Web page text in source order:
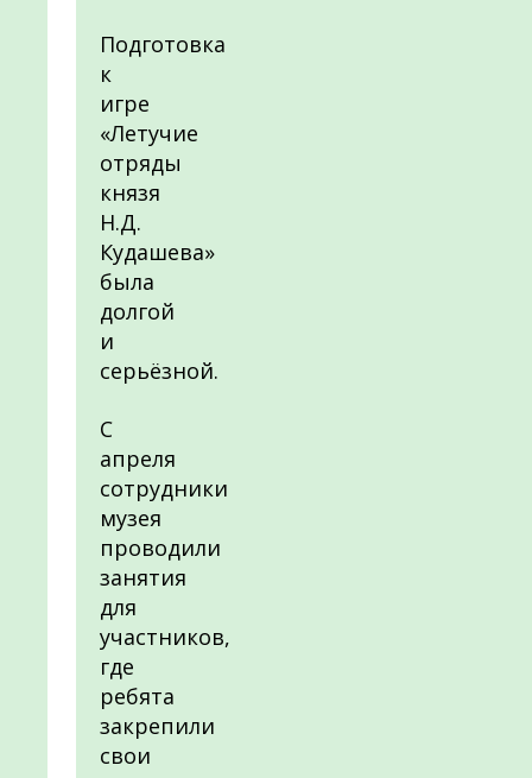
Подготовка
к
игре
«Летучие
отряды
князя
Н.Д.
Кудашева»
была
долгой
и
серьёзной.
С
апреля
сотрудники
музея
проводили
занятия
для
участников,
где
ребята
закрепили
свои